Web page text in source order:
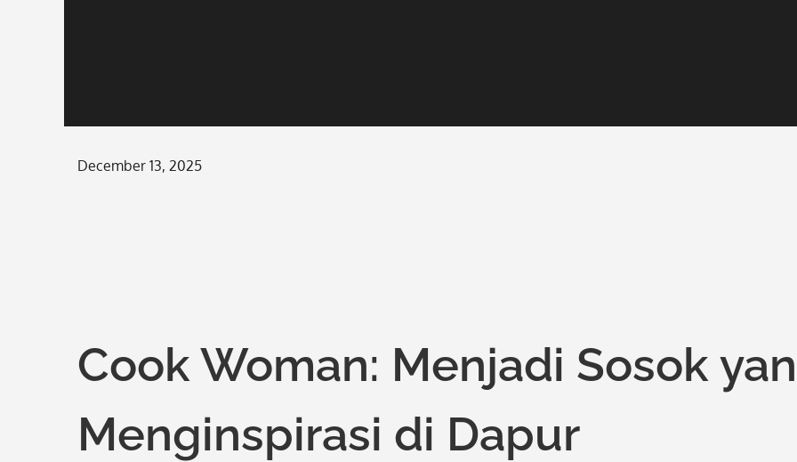
Posted
December 13, 2025
Cook Woman: Menjadi Sosok
Menginspirasi di Dapur